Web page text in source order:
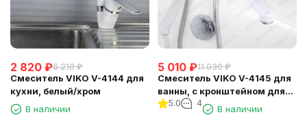
2 820 ₽6 210 ₽
Смеситель VIKO V-4144 для
кухни, белый/хром
В наличии
5 010 ₽11 030 ₽
Смеситель VIKO V-4145 для
ванны, с кронштейном для
душевой лейки, белый/хром
5.0 4
В наличии